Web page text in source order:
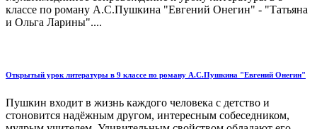
классе по роману А.С.Пушкина "Евгений Онегин" - "Татьяна
и Ольга Ларины"....
Открытый урок литературы в 9 классе по роману А.С.Пушкина "Евгений Онегин"
Пушкин входит в жизнь каждого человека с детство и
стоновится надёжным другом, интересным собеседником,